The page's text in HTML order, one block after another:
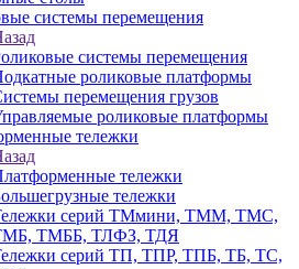
системы перемещения
системы перемещения
роликовые платформы
перемещения грузов
роликовые платформы
тележки
тележки
тележки
серий ТМмини, ТММ, ТМС,
ТМББ, ТЛФЗ, ТДЯ
серий ТП, ТПР, ТПБ, ТБ, ТС,